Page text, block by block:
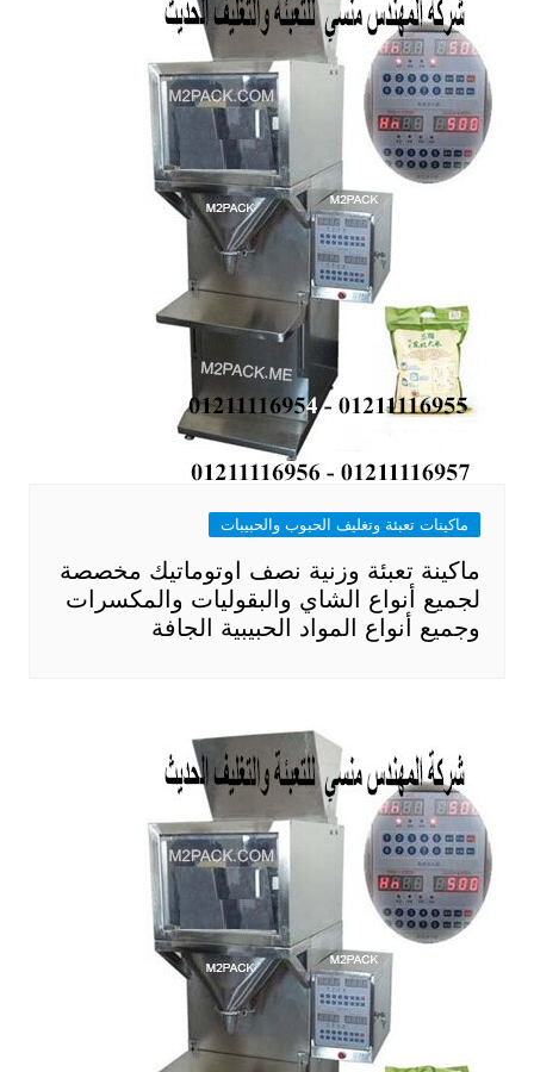
ماكينات تعبئة وتغليف الحبوب والحبيبات
ماكينة تعبئة وزنية نصف اوتوماتيك مخصصة
لجميع أنواع الشاي والبقوليات والمكسرات
وجميع أنواع المواد الحبيبية الجافة